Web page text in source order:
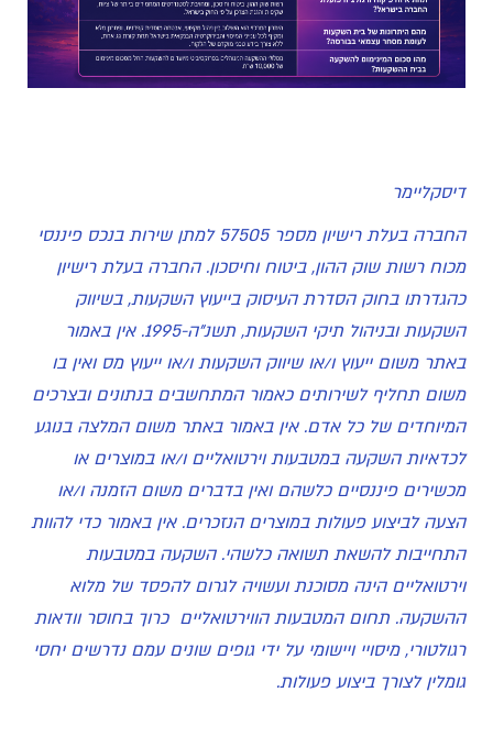
דיסקליימר
החברה בעלת רישיון מספר 57505 למתן שירות בנכס פיננסי
מכוח רשות שוק ההון, ביטוח וחיסכון. החברה בעלת רישיון
כהגדרתו בחוק הסדרת העיסוק בייעוץ השקעות, בשיווק
השקעות ובניהול תיקי השקעות, תשנ"ה-1995. אין באמור
באתר משום ייעוץ ו/או שיווק השקעות ו/או ייעוץ מס ואין בו
משום תחליף לשירותים כאמור המתחשבים בנתונים ובצרכים
המיוחדים של כל אדם. אין באמור באתר משום המלצה בנוגע
לכדאיות השקעה במטבעות וירטואליים ו/או במוצרים או
מכשירים פיננסיים כלשהם ואין בדברים משום הזמנה ו/או
הצעה לביצוע פעולות במוצרים הנזכרים. אין באמור כדי להוות
התחייבות להשאת תשואה כלשהי. השקעה במטבעות
וירטואליים הינה מסוכנת ועשויה לגרום להפסד של מלוא
ההשקעה. תחום המטבעות הווירטואליים כרוך בחוסר וודאות
רגולטורי, מיסויי ויישומי על ידי גופים שונים עמם נדרשים יחסי
גומלין לצורך ביצוע פעולות.